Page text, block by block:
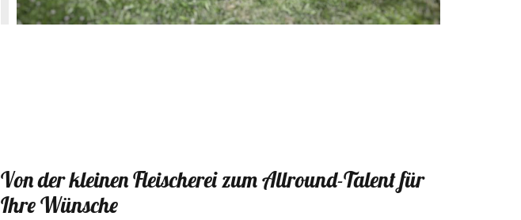
Von der kleinen Fleischerei zum Allround-Talent für
Ihre Wünsche